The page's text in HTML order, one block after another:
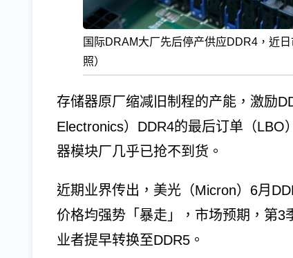
国际DRAM大厂先后停产供应DDR4，近
照）
存储器原厂缩减旧制程的产能，激励
Electronics）DDR4的最后订单（
器模块厂几乎已抢不到货。
近期业界传出，美光（Micron）6月
价格均强势「暴走」，市场预期，第
业者提早转换至DDR5。